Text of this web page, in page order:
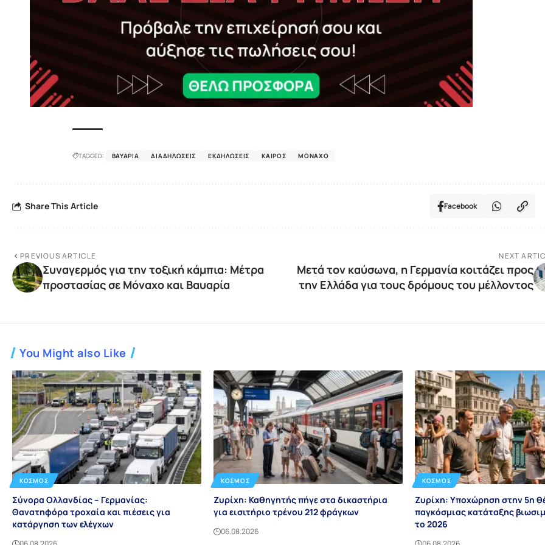
TAGGED: ΒΑΥΑΡΊΑ ΔΙΑΔΗΛΏΣΕΙΣ ΕΚΔΗΛΏΣΕΙΣ ΚΑΙΡΌΣ ΜΌΝΑΧΟ
Share This Article Facebook
PREVIOUS ARTICLE
Συναγερμός για την τοξική κάμπια: Μέτρα
προστασίας σε Μόναχο και Βαυαρία
NEXT
Μετά τον καύσωνα, η Γερμανία κοιτάζει προς
την Ελλάδα για τους δρόμους του μέλλοντος
You Might also Like
ΚΌΣΜΟΣ
Σύνορα Ολλανδίας – Γερμανίας:
Θανατηφόρα τροχαία και πιέσεις για
κατάργηση των ελέγχων
ΚΌΣΜΟΣ
Ζυρίχη: Καθηγητής πήγε στα δικαστήρια
για εισιτήριο τρένου 212 φράγκων
06.08.2026
ΚΌΣΜΟΣ
Ζυρίχη: Υποχώρηση στην 5η
παγκόσμιας κατάταξης
το 2026